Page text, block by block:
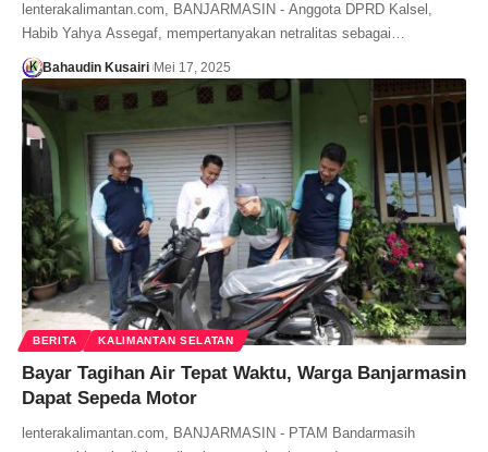
lenterakalimantan.com, BANJARMASIN - Anggota DPRD Kalsel,
Habib Yahya Assegaf, mempertanyakan netralitas sebagai…
Bahaudin Kusairi Mei 17, 2025
BERITA KALIMANTAN SELATAN
Bayar Tagihan Air Tepat Waktu, Warga Banjarmasin
Dapat Sepeda Motor
lenterakalimantan.com, BANJARMASIN - PTAM Bandarmasih